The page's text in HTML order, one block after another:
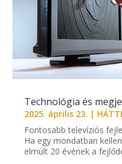
Technológia és
2025. április 23. |
Fontosabb televíziós
Ha egy mondatban
elmúlt 20 évének a